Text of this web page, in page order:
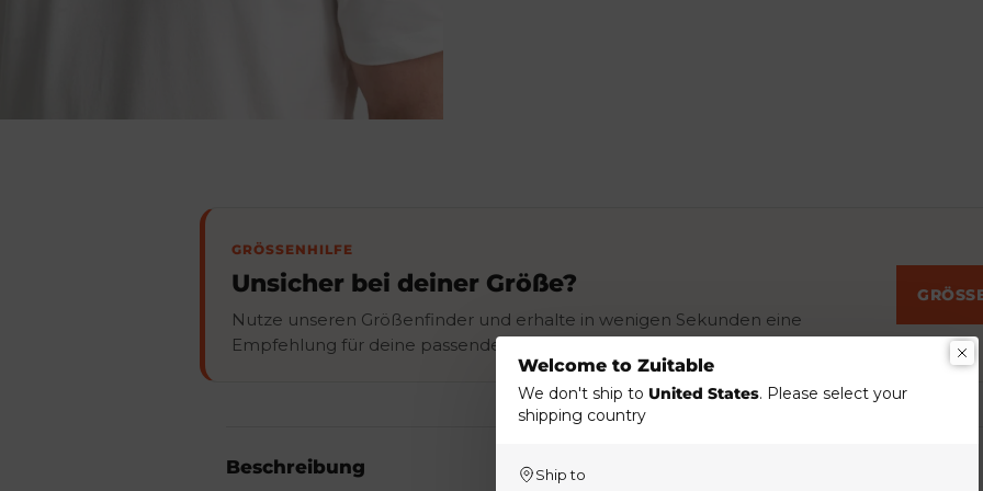
GRÖSSENHILFE
Unsicher bei deiner Größe?
Nutze unseren Größenfinder und erhalte in wenigen Sekunden eine
Empfehlung für deine passende Sakko- oder Anzuggröße.
Beschreibung
Welcome to Zuitable
We don't ship to United States. Please select your
shipping country
Ship to